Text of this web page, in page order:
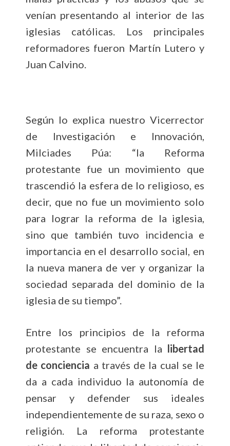
venían presentando al interior de las
iglesias católicas. Los principales
reformadores fueron Martín Lutero y
Juan Calvino.
Según lo explica nuestro Vicerrector
de Investigación e Innovación,
Milciades Púa: “la Reforma
protestante fue un movimiento que
trascendió la esfera de lo religioso, es
decir, que no fue un movimiento solo
para lograr la reforma de la iglesia,
sino que también tuvo incidencia e
importancia en el desarrollo social, en
la nueva manera de ver y organizar la
sociedad separada del dominio de la
iglesia de su tiempo”.
Entre los principios de la reforma
protestante se encuentra la libertad
de conciencia a través de la cual se le
da a cada individuo la autonomía de
pensar y defender sus ideales
independientemente de su raza, sexo o
religión. La reforma protestante